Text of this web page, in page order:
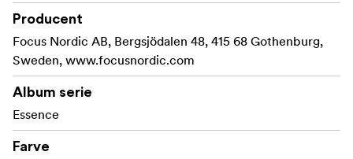
Producent
Focus Nordic AB, Bergsjödalen 48, 415 68 Gothenburg,
Sweden, www.focusnordic.com
Album serie
Essence
Farve